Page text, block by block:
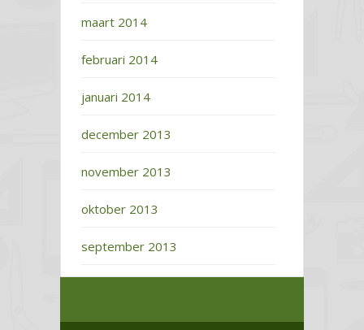
maart 2014
februari 2014
januari 2014
december 2013
november 2013
oktober 2013
september 2013